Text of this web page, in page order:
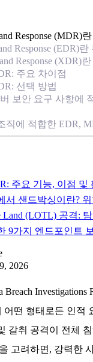
Response (MDR)
Response (EDR)
Response (XDR)
주요 차이점
선택 방법
버 보안 요구 사항에
직에 적합한 EDR,
주요 기능, 이점 및
서 샌드박싱이란? 위
Land (LOTL) 공격:
9가지 엔드포인트
2026
Breach
어떤 형태로든 인적
갈취 공격이 전체
고려하면, 강력한